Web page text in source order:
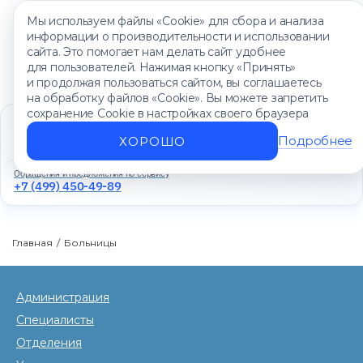
Мы используем файлы «Cookie» для сбора и анализа
информации о производительности и использовании
сайта. Это помогает нам делать сайт удобнее
для пользователей. Нажимая кнопку «Принять»
и продолжая пользоваться сайтом, вы соглашаетесь
на обработку файлов «Cookie». Вы можете запретить
сохранение Cookie в настройках своего браузера
ХОРОШО Подробнее
Единый контакт-центр
+7 (499) 450-88-89
Ежедневно с 8:00 до 20:00
Обращения и предложения по сервису
+7 (499) 450-49-89
Главная / Больницы
Администрация
Специалисты
Отделения